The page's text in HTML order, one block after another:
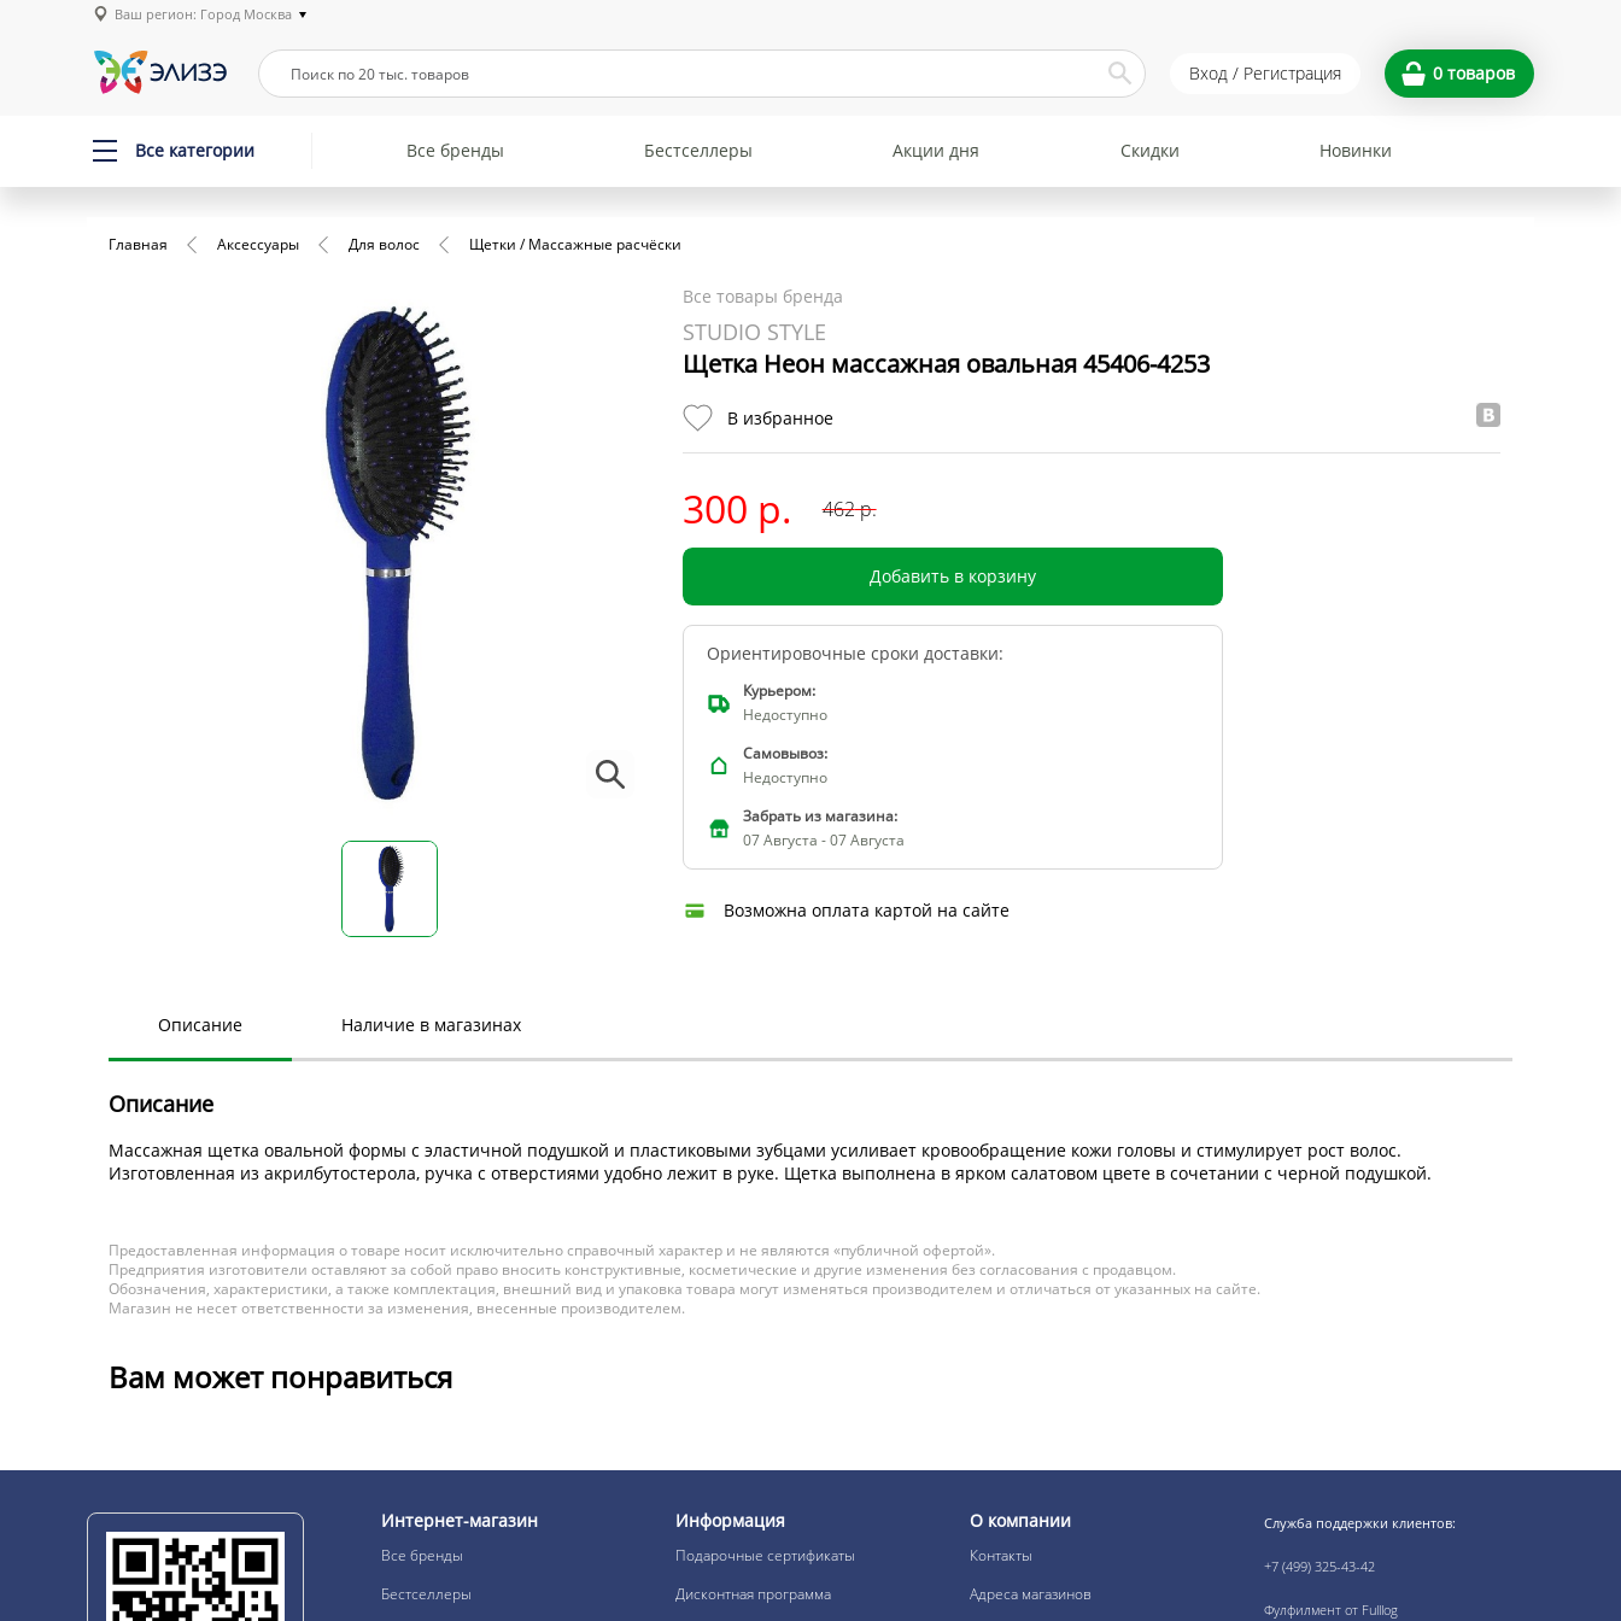
Ваш регион: Город Москва
Вход / Регистрация 0 товаров
Все категории Все бренды Бестселлеры Акции дня Скидки Новинки
Главная Аксессуары Для волос Щетки / Массажные расчёски
Все товары бренда
STUDIO STYLE
Щетка Неон массажная овальная 45406-4253
В избранное
300 р. 462р.
Добавить в корзину
Ориентировочные сроки доставки:
Курьером:
Недоступно
Самовывоз:
Недоступно
Забрать из магазина:
07 Августа - 07 Августа
Возможна оплата картой на сайте
Описание Наличие в магазинах
Описание
Массажная щетка овальной формы с эластичной подушкой и пластиковыми зубцами усиливает кровообращение кожи головы и стимулирует рост волос.
Изготовленная из акрилбутостерола, ручка с отверстиями удобно лежит в руке. Щетка выполнена в ярком салатовом цвете в сочетании с черной подушкой.
Предоставленная информация о товаре носит исключительно справочный характер и не являются «публичной офертой».
Предприятия изготовители оставляют за собой право вносить конструктивные, косметические и другие изменения без согласования с продавцом.
Обозначения, характеристики, а также комплектация, внешний вид и упаковка товара могут изменяться производителем и отличаться от указанных на сайте.
Магазин не несет ответственности за изменения, внесенные производителем.
Вам может понравиться
Интернет-магазин
Все бренды
Бестселлеры
Информация
Подарочные сертификаты
Дисконтная программа
О компании
Контакты
Адреса магазинов
Служба поддержки клиентов:
+7 (499) 325-43-42
Фулфилмент от Fulllog